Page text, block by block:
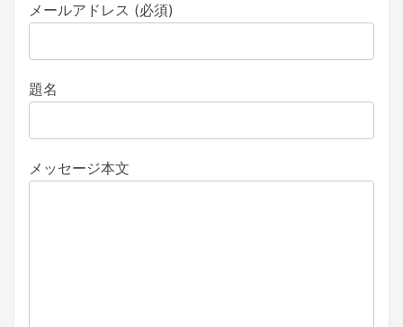
メールアドレス (必須)
題名
メッセージ本文